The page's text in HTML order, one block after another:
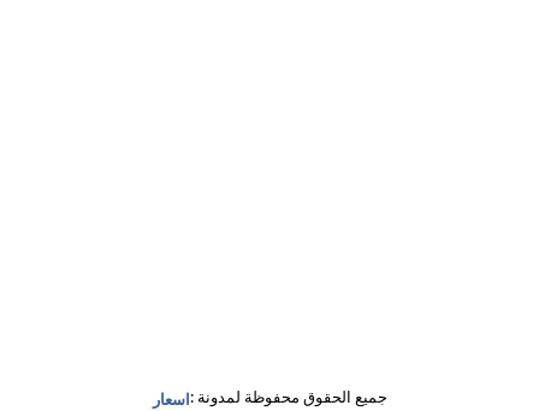
جميع الحقوق محفوظة لمدونة :اسعار